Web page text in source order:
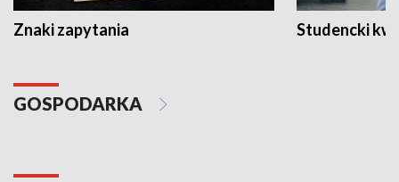
Znaki zapytania Studencki
GOSPODARKA